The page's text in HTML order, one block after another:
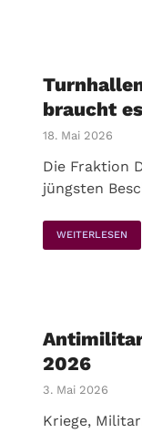
braucht
18. Mai 2026
Die Fraktion
jüngsten
WEITERLESEN
2026
3. Mai 2026
Kriege,